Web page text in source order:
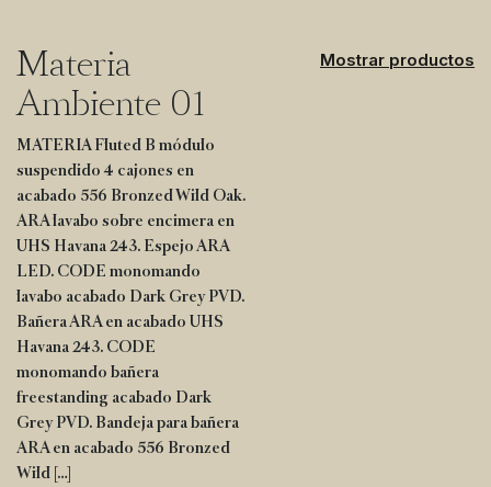
Materia
Ambiente 01
MATERIA Fluted B módulo
suspendido 4 cajones en
acabado 556 Bronzed Wild Oak.
ARA lavabo sobre encimera en
UHS Havana 243. Espejo ARA
LED. CODE monomando
lavabo acabado Dark Grey PVD.
Bañera ARA en acabado UHS
Havana 243. CODE
monomando bañera
freestanding acabado Dark
Grey PVD. Bandeja para bañera
ARA en acabado 556 Bronzed
Wild […]
Mostrar productos